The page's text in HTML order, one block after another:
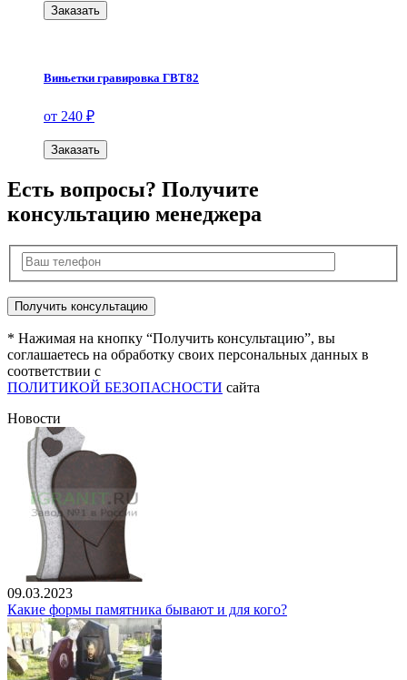
Заказать
Виньетки гравировка ГВТ82
от 240 ₽
Заказать
Есть вопросы? Получите
консультацию менеджера
* Нажимая на кнопку “Получить консультацию”, вы
соглашаетесь на обработку своих персональных данных в
соответствии с
ПОЛИТИКОЙ БЕЗОПАСНОСТИ сайта
Новости
09.03.2023
Какие формы памятника бывают и для кого?